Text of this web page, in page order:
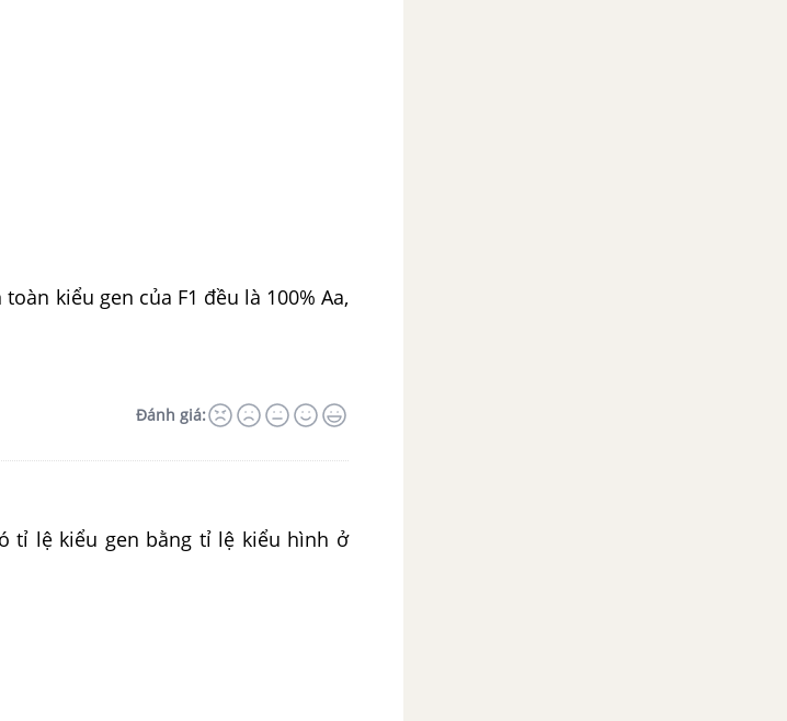
kiểu gen của F1 đều là 100% Aa,
Đánh giá:
tỉ lệ kiểu gen bằng tỉ lệ kiểu hình ở